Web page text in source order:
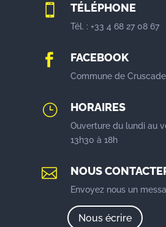
 TÉLÉPHONE
Tél. : +33 4 68 27 08 67
 FACEBOOK
Commune de
} HORAIRES
Ouverture du lundi au
13h30 à 18h
 NOUS
Envoyez nous un
Nous écrire